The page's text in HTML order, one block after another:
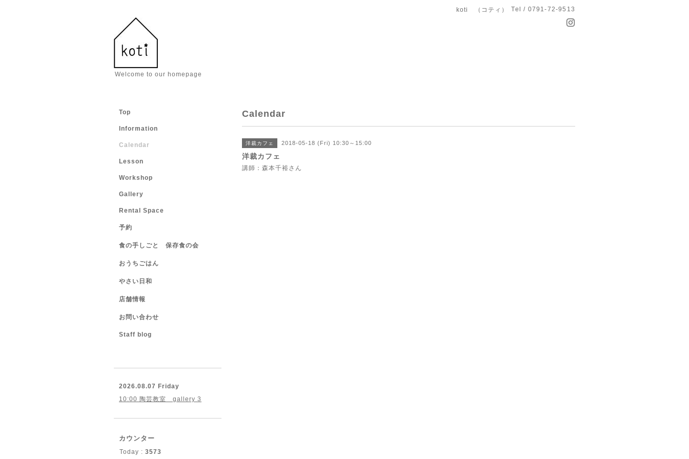
koti （コティ） Tel / 0791-72-9513
Welcome to our homepage
Calendar
洋裁カフェ 2018-05-18 (Fri) 10:30～15:00
洋裁カフェ
講師：森本千裕さん
Top
Information
Calendar
Lesson
Workshop
Gallery
Rental Space
予約
食の手しごと 保存食の会
おうちごはん
やさい日和
店舗情報
お問い合わせ
Staff blog
2026.08.07 Friday
10:00 陶芸教室 gallery 3
カウンター
Today : 3573